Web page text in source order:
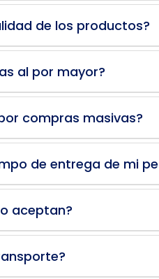
de los productos?
al por mayor?
compras masivas?
de entrega de mi
aceptan?